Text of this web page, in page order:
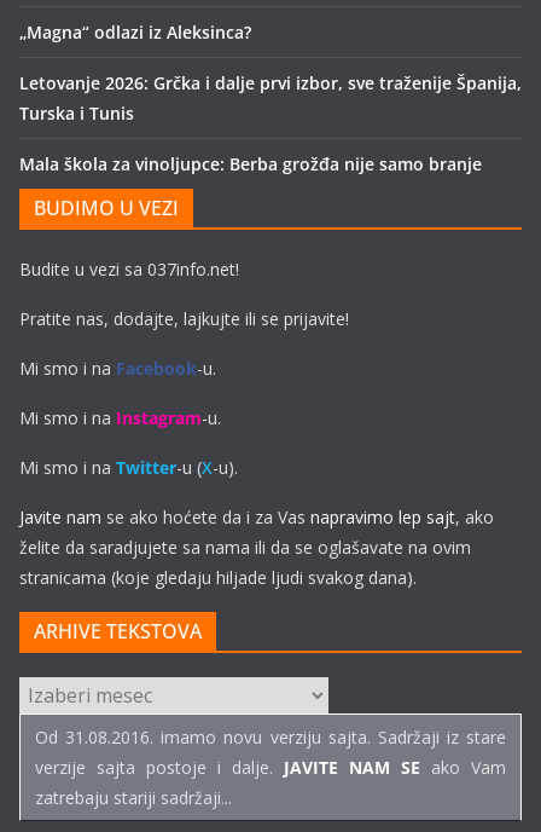
„Magna“ odlazi iz Aleksinca?
Letovanje 2026: Grčka i dalje prvi izbor, sve traženije Španija,
Turska i Tunis
Mala škola za vinoljupce: Berba grožđa nije samo branje
BUDIMO U VEZI
Budite u vezi sa 037info.net!
Pratite nas, dodajte, lajkujte ili se prijavite!
Mi smo i na Facebook-u.
Mi smo i na Instagram-u.
Mi smo i na Twitter-u (X-u).
Javite nam se ako hoćete da i za Vas napravimo lep sajt, ako
želite da saradjujete sa nama ili da se oglašavate na ovim
stranicama (koje gledaju hiljade ljudi svakog dana).
ARHIVE TEKSTOVA
ARHIVE
TEKSTOVA
Od 31.08.2016. imamo novu verziju sajta. Sadržaji iz stare
verzije sajta postoje i dalje. JAVITE NAM SE ako Vam
zatrebaju stariji sadržaji...